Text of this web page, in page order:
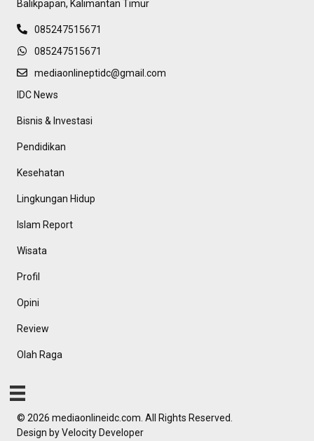
Balikpapan, Kalimantan Timur
085247515671
085247515671
mediaonlineptidc@gmail.com
IDC News
Bisnis & Investasi
Pendidikan
Kesehatan
Lingkungan Hidup
Islam Report
Wisata
Profil
Opini
Review
Olah Raga
© 2026 mediaonlineidc.com. All Rights Reserved.
Design byVelocity Developer